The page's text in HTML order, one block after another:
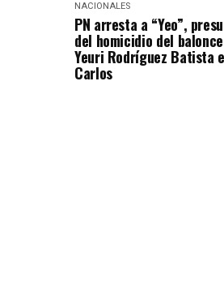
NACIONALES
PN arresta a “Yeo”,
del homicidio del
Yeuri Rodríguez Batista
Carlos